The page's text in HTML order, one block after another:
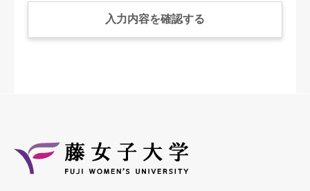
入力内容を確認する